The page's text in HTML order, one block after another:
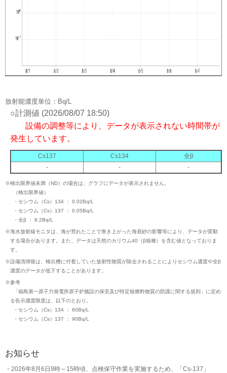
放射能濃度単位：Bq/L
○計測値 (2026/08/07 18:50)
設備の調整等により、データが表示されない時間帯が
発生しています。
Cs137 Cs134
全β
-
- -
※検出限界値未満（ND）の場合は、グラフにデータが表示されません。
（検出限界値）
・セシウム（Cs）134 ： 0.02Bq/L
・セシウム（Cs）137 ： 0.05Bq/L
・全β ： 8.2Bq/L
※海水放射線モニタは、海が荒れたことで巻き上がった海底砂の影響等により、データが変動
する場合があります。また、データは天然のカリウム40（β核種）を含む値となっておりま
す。
※設備清掃後は、検出槽に付着していた放射性物質が除去されることによりセシウム濃度や全β
濃度のデータが低下することがあります。
※参考
「福島第一原子力発電所原子炉施設の保安及び特定核燃料物質の防護に関する規則」に定め
る告示濃度限度は、以下のとおり。
・セシウム（Cs）134 ： 60Bq/L
・セシウム（Cs）137 ： 90Bq/L
お知らせ
2026年8月6日9時～15時頃、点検保守作業を実施するため、「Cs-137」